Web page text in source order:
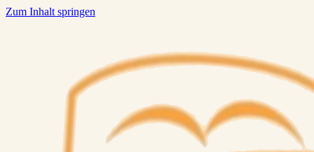
Zum Inhalt springen